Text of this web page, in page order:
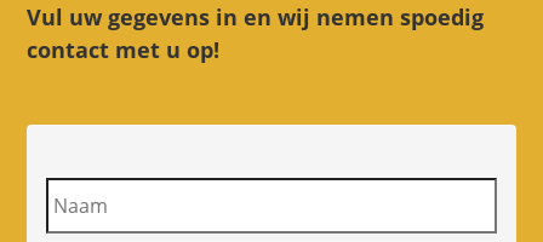
Vul uw gegevens in en wij nemen spoedig
contact met u op!
N
a